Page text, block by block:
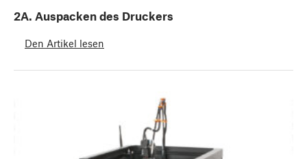
2A. Auspacken des Druckers
Den Artikel lesen